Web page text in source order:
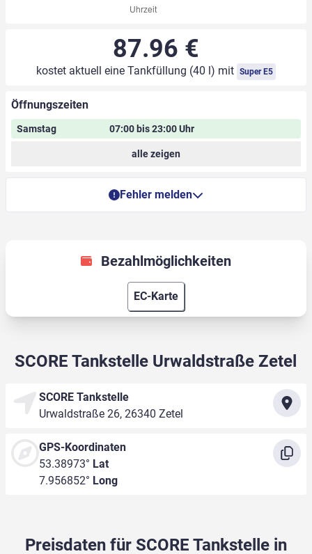
87.96 €
kostet aktuell eine Tankfüllung (40 l) mit Super E5
Öffnungszeiten
Samstag 07:00 bis 23:00 Uhr
alle zeigen
Fehler melden
Bezahlmöglichkeiten
EC-Karte
SCORE Tankstelle Urwaldstraße Zetel
SCORE Tankstelle
Urwaldstraße 26, 26340 Zetel
GPS-Koordinaten
53.38973° Lat
7.956852° Long
Preisdaten für SCORE Tankstelle in